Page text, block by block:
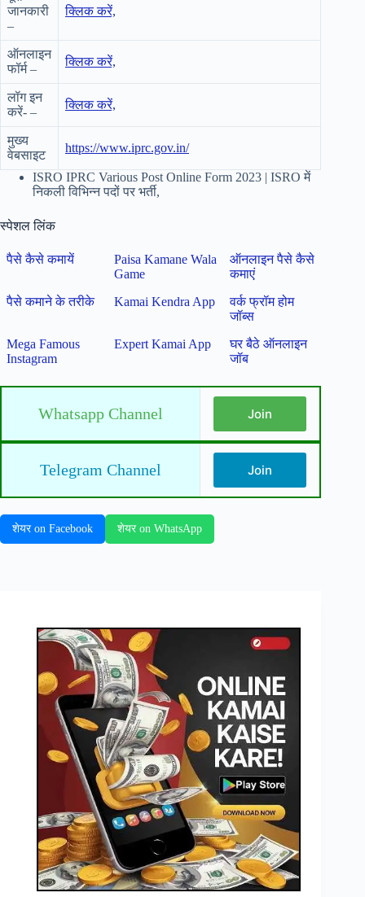
जानकारी
–
क्लिक करें,
ऑनलाइन
फॉर्म –
क्लिक करें,
लॉग इन
करें- –
क्लिक करें,
मुख्य
वेबसाइट
https://www.iprc.gov.in/
ISRO IPRC Various Post Online Form 2023 | ISRO में
निकली विभिन्न पदों पर भर्ती,
स्पेशल लिंक
पैसे कैसे कमायें
Paisa Kamane Wala
Game
ऑनलाइन पैसे कैसे
कमाएं
पैसे कमाने के तरीके
Kamai Kendra App
वर्क फ्रॉम होम
जॉब्स
Mega Famous
Instagram
Expert Kamai App
घर बैठे ऑनलाइन
जॉब
Whatsapp Channel Join
Telegram Channel Join
शेयर on Facebook शेयर on WhatsApp